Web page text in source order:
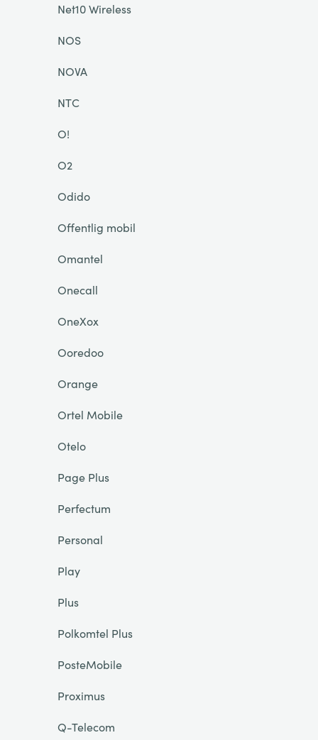
Net10 Wireless
NOS
NOVA
NTC
O!
O2
Odido
Offentlig mobil
Omantel
Onecall
OneXox
Ooredoo
Orange
Ortel Mobile
Otelo
Page Plus
Perfectum
Personal
Play
Plus
Polkomtel Plus
PosteMobile
Proximus
Q-Telecom